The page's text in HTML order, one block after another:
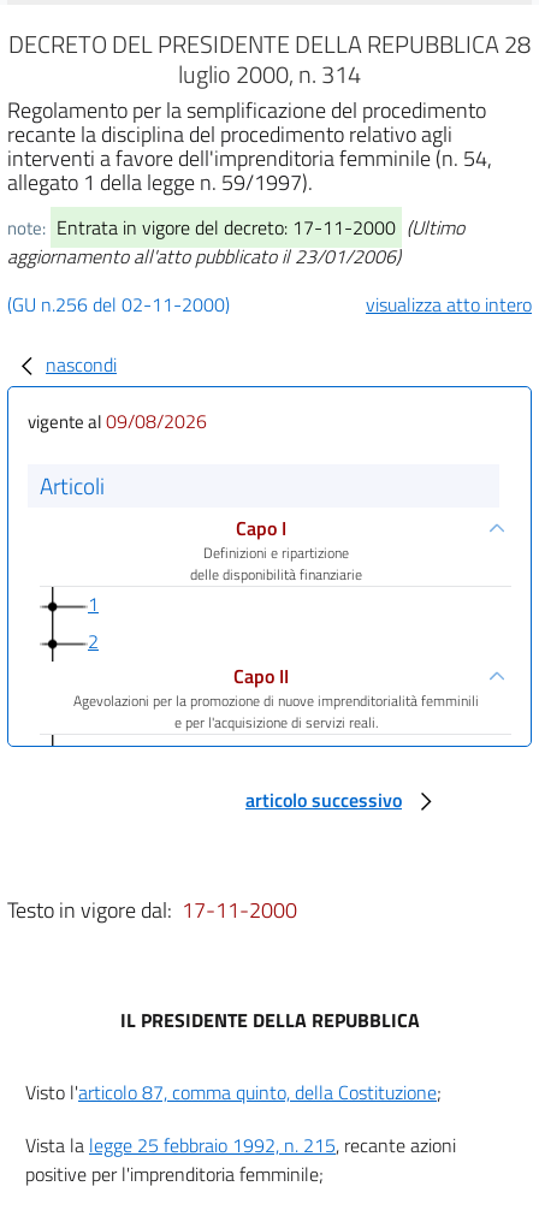
DECRETO DEL PRESIDENTE DELLA REPUBBLICA 28
luglio 2000, n. 314
Regolamento per la semplificazione del procedimento
recante la disciplina del procedimento relativo agli
interventi a favore dell'imprenditoria femminile (n. 54,
allegato 1 della legge n. 59/1997).
note: Entrata in vigore del decreto: 17-11-2000 (Ultimo
aggiornamento all'atto pubblicato il 23/01/2006)
(GU n.256 del 02-11-2000)
visualizza atto intero
nascondi
vigente al09/08/2026
Articoli
Capo I
Definizioni e ripartizione
delle disponibilità finanziarie
1
2
Capo II
Agevolazioni per la promozione di nuove imprenditorialità femminili
e per l'acquisizione di servizi reali.
3
7
12
14
articolo successivo
Testo in vigore dal: 17-11-2000
IL PRESIDENTE DELLA REPUBBLICA
Visto l'articolo 87, comma quinto, della Costituzione;
Vista la legge 25 febbraio 1992, n. 215, recante azioni
positive per l'imprenditoria femminile;